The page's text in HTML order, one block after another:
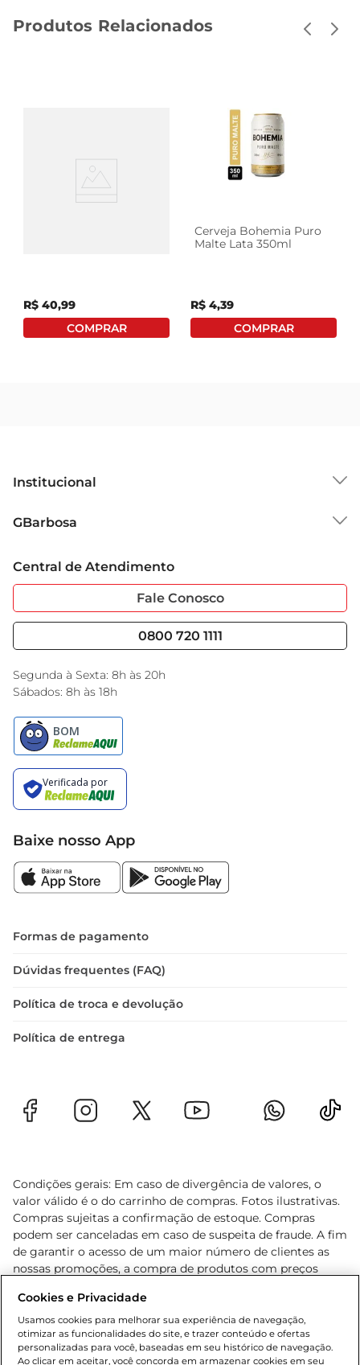
Produtos Relacionados
R$ 40,99
Cerveja Bohemia Puro
Malte Lata 350ml
R$ 4,39
Institucional
Grupo Cencosud
Sobre Privacidade
Portal do Fornecedo
Nossas Lojas
GBarbosa
Garantia Estendida
Serviços
Black Friday
Encarte do Dia
Central de Atendimento
Fale Conosco
0800 720 1111
Segunda à Sexta: 8h às 20h
Sábados: 8h às 18h
Baixe nosso App
Formas de pagamento
Dúvidas frequentes (FAQ)
Política de troca e devolução
Política de entrega
Condições gerais: Em caso de divergência de valores, o
valor válido é o do carrinho de compras. Fotos ilustrativas.
Compras sujeitas a confirmação de estoque. Compras
podem ser canceladas em caso de suspeita de fraude. A fim
de garantir o acesso de um maior número de clientes as
nossas promoções, a compra de produtos com preços
cliente. Os preços, ofertas e condições são exclusivos para
o e-commerce e válidos durante o dia de hoje, podendo
sofrer alterações sem prévia notificação. Proibida a venda
de bebidas alcoólicas para menores de 18 anos, conforme
Cookies e Privacidade
Usamos cookies para melhorar sua experiência de navegação,
otimizar as funcionalidades do site, e trazer conteúdo e ofertas
personalizadas para você, baseadas em seu histórico de navegação.
Ao clicar em aceitar, você concorda em armazenar cookies em seu